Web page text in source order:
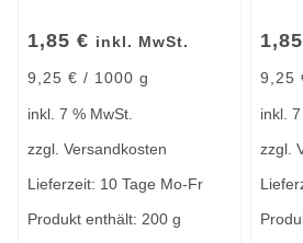
1,85 € inkl. MwSt.
9,25 € / 1000 g
inkl. 7 % MwSt.
zzgl. Versandkosten
Lieferzeit: 10 Tage Mo-Fr
Produkt enthält: 200 g
1,85
9,25
inkl. 7
zzgl.